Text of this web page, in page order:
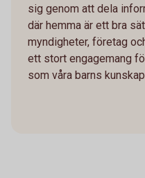
sig genom att dela
där hemma är ett bra
myndigheter, företag
ett stort engagemang
som våra barns